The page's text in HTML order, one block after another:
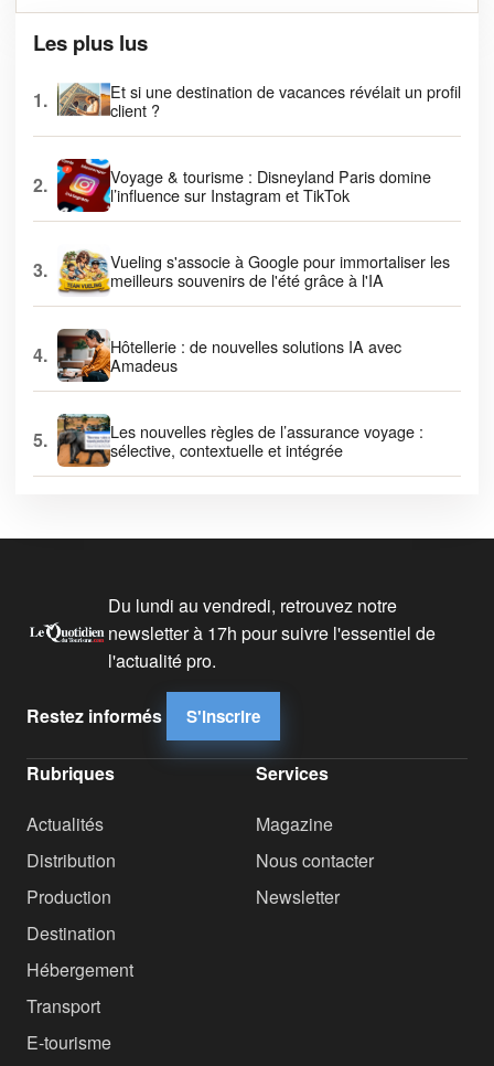
Les plus lus
1.
Et si une destination de vacances révélait un profil
client ?
2.
Voyage & tourisme : Disneyland Paris domine
l’influence sur Instagram et TikTok
3.
Vueling s'associe à Google pour immortaliser les
meilleurs souvenirs de l'été grâce à l'IA
4.
Hôtellerie : de nouvelles solutions IA avec
Amadeus
5.
Les nouvelles règles de l’assurance voyage :
sélective, contextuelle et intégrée
Du lundi au vendredi, retrouvez notre
newsletter à 17h pour suivre l'essentiel de
l'actualité pro.
Restez informés S'inscrire
Rubriques
Actualités
Distribution
Production
Destination
Hébergement
Transport
E-tourisme
Services
Magazine
Nous contacter
Newsletter